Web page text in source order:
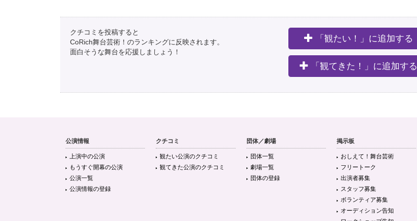
クチコミを投稿すると
CoRich舞台芸術！のランキングに反映されます。
面白そうな舞台を応援しましょう！
「観たい！」に追加する
「観てきた！」に追加する
公演情報
上演中の公演
もうすぐ開幕の公演
公演一覧
公演情報の登録
クチコミ
観たい公演のクチコミ
観てきた公演のクチコミ
団体／劇場
団体一覧
劇場一覧
団体の登録
掲示板
おしえて！舞台芸術
フリートーク
出演者募集
スタッフ募集
ボランティア募集
オーディション告知